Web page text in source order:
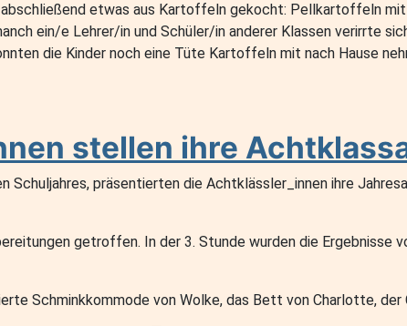
etwas aus Kartoffeln gekocht: Pellkartoffeln
ein/e Lehrer/in und Schüler/in anderer Klassen verirrte
die Kinder noch eine Tüte Kartoffeln mit nach Hause
stellen ihre
Schuljahres, präsentierten die Achtklässler_innen ihre
getroffen. In der 3. Stunde wurden die
Schminkkommode von Wolke, das Bett von Charlotte, der